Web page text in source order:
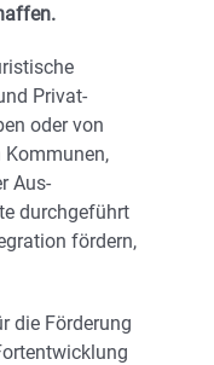
Privat-
oder von
Kommunen,
Aus­
durchgeführt
fördern,
die Förderung